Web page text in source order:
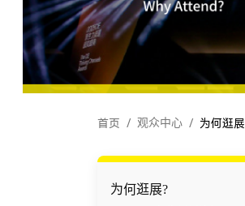
首页 / 观众中心 / 为何逛展
为何逛展?